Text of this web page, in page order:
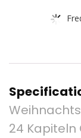
24